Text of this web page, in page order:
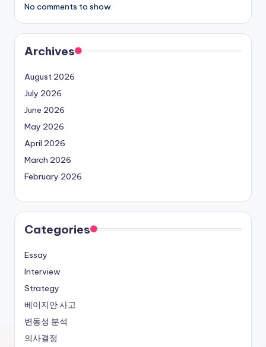
No comments to show.
Archives
August 2026
July 2026
June 2026
May 2026
April 2026
March 2026
February 2026
Categories
Essay
Interview
Strategy
베이지안 사고
변동성 분석
의사결정